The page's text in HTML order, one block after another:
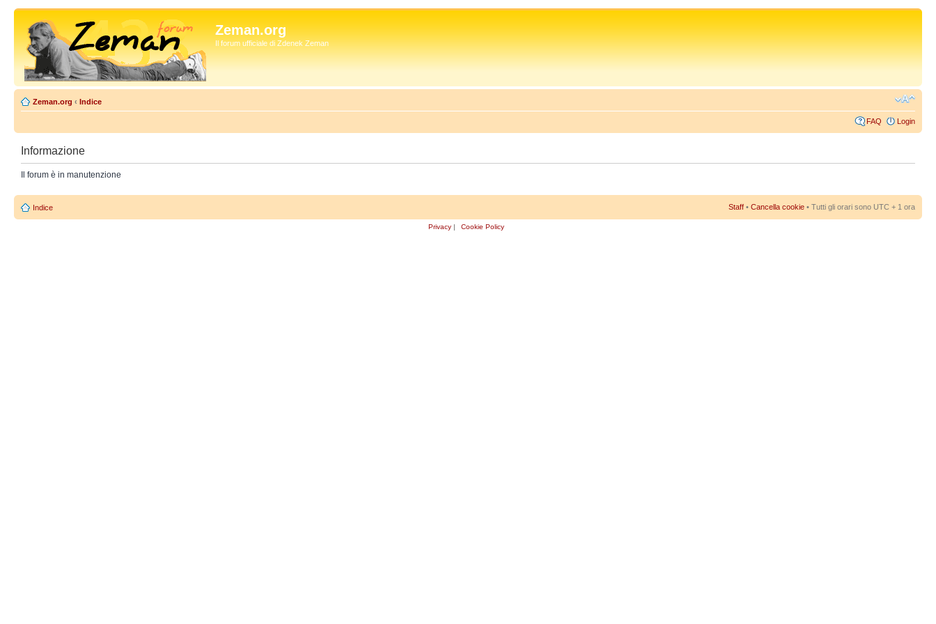
Zeman.org
Il forum ufficiale di Zdenek Zeman
Zeman.org ‹ Indice
FAQ Login
Informazione
Il forum è in manutenzione
Indice Staff • Cancella cookie • Tutti gli orari sono UTC + 1 ora
Privacy | Cookie Policy